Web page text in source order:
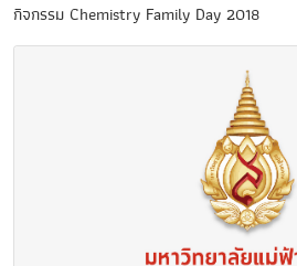
กิจกรรม Chemistry Family Day 2018